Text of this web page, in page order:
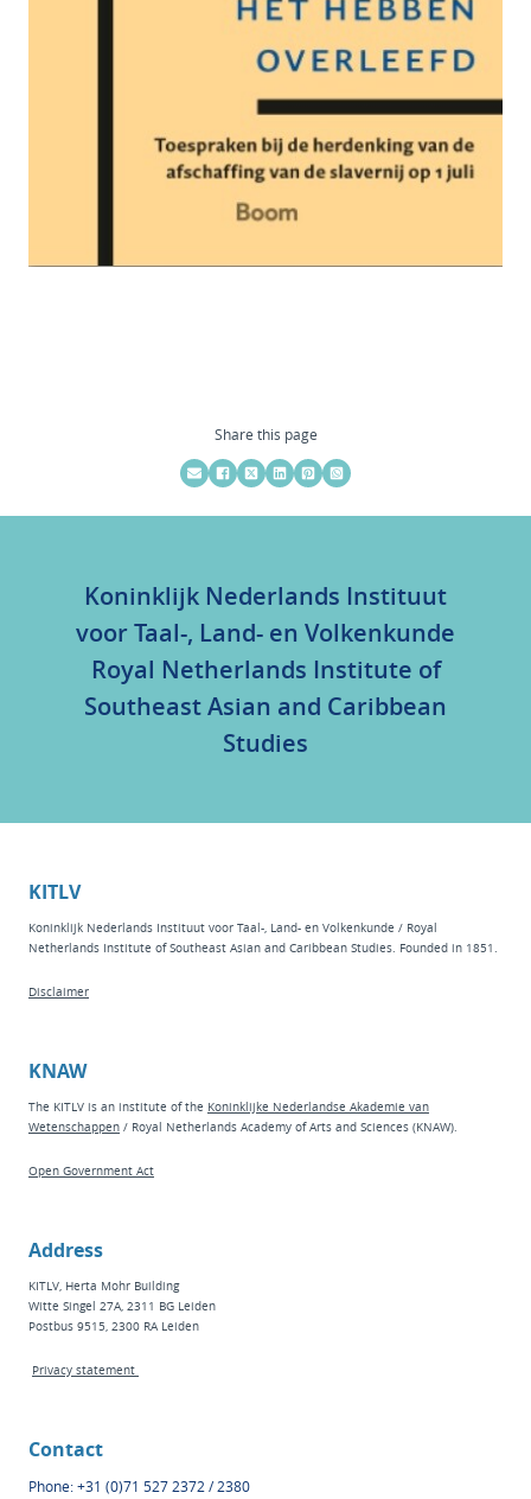
Share this page
Koninklijk Nederlands Instituut
voor Taal-, Land- en Volkenkunde
Royal Netherlands Institute of
Southeast Asian and Caribbean
Studies
KITLV
Koninklijk Nederlands Instituut voor Taal-, Land- en Volkenkunde / Royal
Netherlands Institute of Southeast Asian and Caribbean Studies. Founded in 1851.
Disclaimer
KNAW
The KITLV is an institute of the Koninklijke Nederlandse Akademie van
Wetenschappen / Royal Netherlands Academy of Arts and Sciences (KNAW).
Open Government Act
Address
KITLV, Herta Mohr Building
Witte Singel 27A, 2311 BG Leiden
Postbus 9515, 2300 RA Leiden
Privacy statement
Contact
Phone: +31 (0)71 527 2372 / 2380